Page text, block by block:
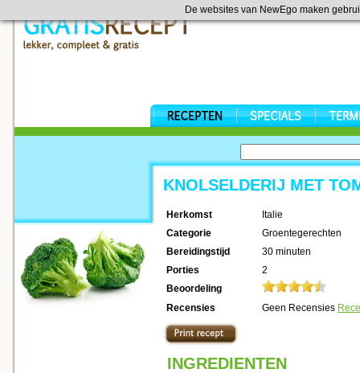
De websites van NewEgo maken
KNOLSELDERIJ MET
Herkomst
Italie
Categorie
Groentegerechten
Bereidingstijd
30 minuten
Porties
2
Beoordeling
Recensies
Geen Recensies
INGREDIENTEN